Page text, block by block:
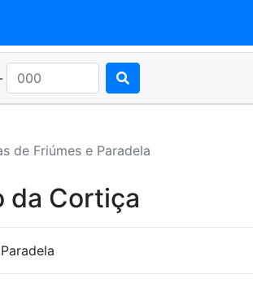
de Friúmes e Paradela
da Cortiça